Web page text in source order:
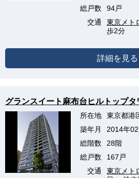
総戸数
94戸
交通
東京メト
歩2分
詳細を見る
グランスイート麻布台ヒルトップタ
所在地
東京都港
築年月
2014年02
総階数
28階
総戸数
167戸
交通
東京メト